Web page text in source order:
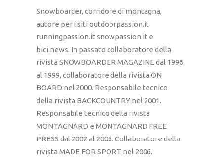
Snowboarder, corridore di montagna,
autore per i siti outdoorpassion.it
runningpassion.it snowpassion.it e
bici.news. In passato collaboratore della
rivista SNOWBOARDER MAGAZINE dal 1996
al 1999, collaboratore della rivista ON
BOARD nel 2000. Responsabile tecnico
della rivista BACKCOUNTRY nel 2001.
Responsabile tecnico della rivista
MONTAGNARD e MONTAGNARD FREE
PRESS dal 2002 al 2006. Collaboratore della
rivista MADE FOR SPORT nel 2006.